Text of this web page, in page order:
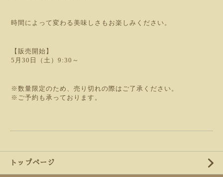
時間によって変わる美味しさもお楽しみください。
【販売開始】
5月30日（土）9:30～
※数量限定のため、売り切れの際はご了承ください。
※ご予約も承っております。
トップページ